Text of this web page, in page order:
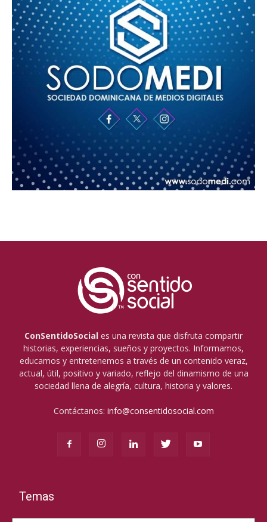
ConSentidoSocial es una revista que disfruta compartir
historias, experiencias, sueños y proyectos. Informamos,
educamos y entretenemos a través de un contenido veraz,
actual, útil, positivo y variado, reflejo del dinamismo de una
sociedad llena de alegría, cultura, historia y valores.
Contáctanos: info@consentidosocial.com
Temas
Temas